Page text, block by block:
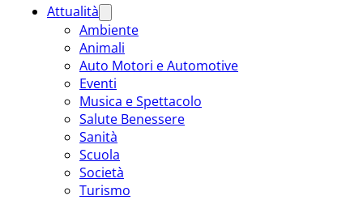
Attualità
Ambiente
Animali
Auto Motori e Automotive
Eventi
Musica e Spettacolo
Salute Benessere
Sanità
Scuola
Società
Turismo